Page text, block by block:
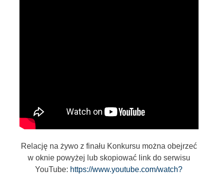
Relację na żywo z finału Konkursu można obejrzeć
w oknie powyżej lub skopiować link do serwisu
YouTube: https://www.youtube.com/watch?